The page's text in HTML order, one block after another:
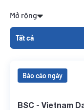
Mở rộng
Tất cả
Báo cáo ngày
BSC - Vietnam